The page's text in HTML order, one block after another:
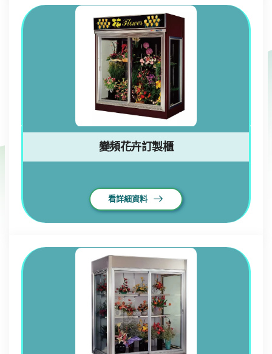
變頻花卉訂製櫃
看詳細資料